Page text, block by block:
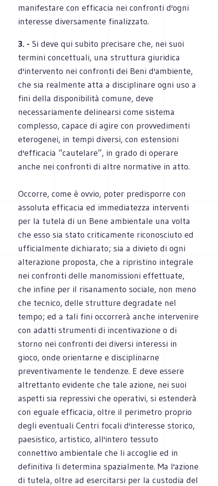
manifestare con efficacia nei confronti d'ogni
interesse diversamente finalizzato.
3. - Si deve qui subito precisare che, nei suoi
termini concettuali, una struttura giuridica
d'intervento nei confronti dei Beni d'ambiente,
che sia realmente atta a disciplinare ogni uso a
fini della disponibilità comune, deve
necessariamente delinearsi come sistema
complesso, capace di agire con provvedimenti
eterogenei, in tempi diversi, con estensioni
d'efficacia “cautelare”, in grado di operare
anche nei confronti di altre normative in atto.
Occorre, come è ovvio, poter predisporre con
assoluta efficacia ed immediatezza interventi
per la tutela di un Bene ambientale una volta
che esso sia stato criticamente riconosciuto ed
ufficialmente dichiarato; sia a divieto di ogni
alterazione proposta, che a ripristino integrale
nei confronti delle manomissioni effettuate,
che infine per il risanamento sociale, non meno
che tecnico, delle strutture degradate nel
tempo; ed a tali fini occorrerà anche intervenire
con adatti strumenti di incentivazione o di
storno nei confronti dei diversi interessi in
gioco, onde orientarne e disciplinarne
preventivamente le tendenze. E deve essere
altrettanto evidente che tale azione, nei suoi
aspetti sia repressivi che operativi, si estenderà
con eguale efficacia, oltre il perimetro proprio
degli eventuali Centri focali d'interesse storico,
paesistico, artistico, all'intero tessuto
connettivo ambientale che li accoglie ed in
definitiva li determina spazialmente. Ma l'azione
di tutela, oltre ad esercitarsi per la custodia del